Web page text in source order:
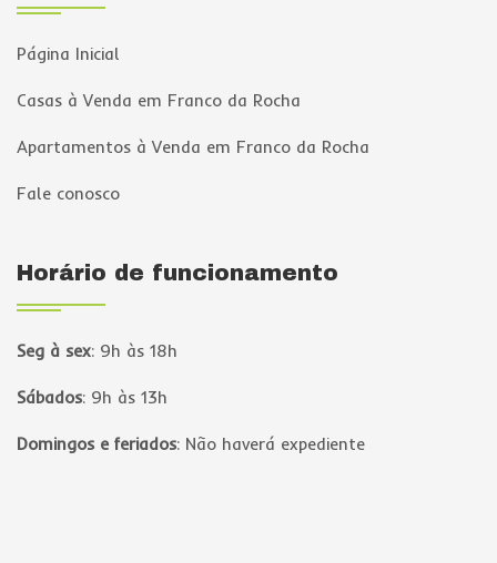
Página Inicial
Casas à Venda em Franco da Rocha
Apartamentos à Venda em Franco da Rocha
Fale conosco
Horário de funcionamento
Seg à sex: 9h às 18h
Sábados: 9h às 13h
Domingos e feriados: Não haverá expediente